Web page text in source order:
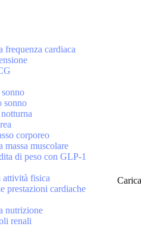
frequenza cardiaca
sonno
corporeo
massa muscolare
di peso con GLP-1
attività fisica
prestazioni cardiache
nutrizione
renali